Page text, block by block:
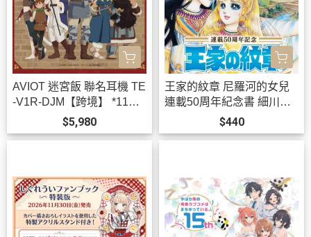
AVIOT 迷宮飯 聯名耳機 TE
-V1R-DJM【跨境】 *11月
$5,980
王家的紋章 尼羅河的女兒
連載50周年紀念書 細川智
榮子 芙〜みん *9/15發售!
$440